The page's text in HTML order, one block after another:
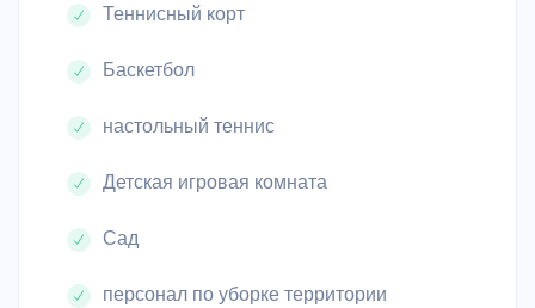
Теннисный корт
Баскетбол
настольный теннис
Детская игровая комната
Сад
персонал по уборке территории